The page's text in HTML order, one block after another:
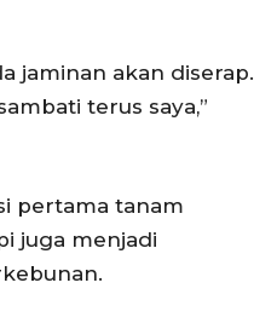
jaminan akan diserap.
terus saya,”
pertama tanam
juga menjadi